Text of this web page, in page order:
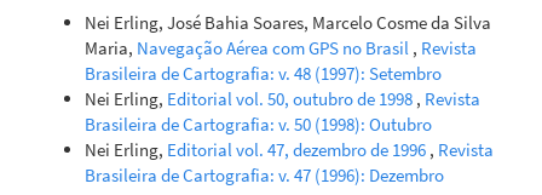
Nei Erling, José Bahia Soares, Marcelo Cosme da Silva
Maria, Navegação Aérea com GPS no Brasil , Revista
Brasileira de Cartografia: v. 48 (1997): Setembro
Nei Erling, Editorial vol. 50, outubro de 1998 , Revista
Brasileira de Cartografia: v. 50 (1998): Outubro
Nei Erling, Editorial vol. 47, dezembro de 1996 , Revista
Brasileira de Cartografia: v. 47 (1996): Dezembro